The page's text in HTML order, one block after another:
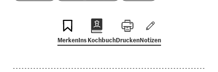
MerkenIns KochbuchDruckenNotizen